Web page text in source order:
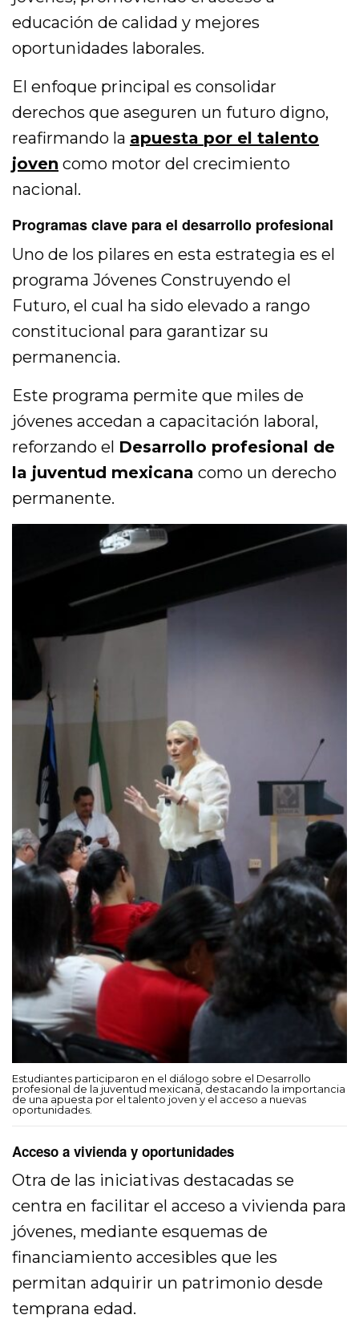
educación de calidad y mejores
oportunidades laborales.
El enfoque principal es consolidar
derechos que aseguren un futuro digno,
reafirmando la apuesta por el talento
joven como motor del crecimiento
nacional.
Programas clave para el desarrollo profesional
Uno de los pilares en esta estrategia es el
programaJóvenes Construyendo el
Futuro, el cual ha sido elevado a rango
constitucional para garantizar su
permanencia.
Este programa permite que miles de
jóvenes accedan a capacitación laboral,
reforzando el Desarrollo profesional de
la juventud mexicana como un derecho
permanente.
Estudiantes participaron en el diálogo sobre el Desarrollo
profesional de la juventud mexicana, destacando la importancia
de una apuesta por el talento joven y el acceso a nuevas
oportunidades.
Acceso a vivienda y oportunidades
Otra de las iniciativas destacadas se
centra en facilitar el acceso a vivienda para
jóvenes, mediante esquemas de
financiamiento accesibles que les
permitan adquirir un patrimonio desde
temprana edad.